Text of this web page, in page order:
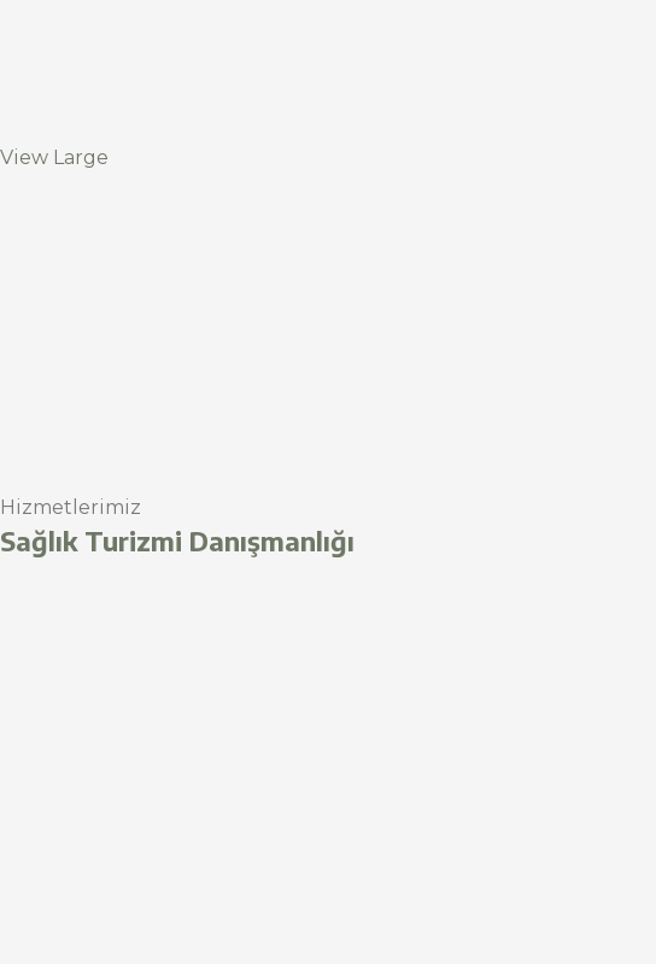
View Large
Hizmetlerimiz
Sağlık Turizmi Danışmanlığı